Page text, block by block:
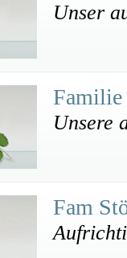
Unser
Familie
Unsere
Fam